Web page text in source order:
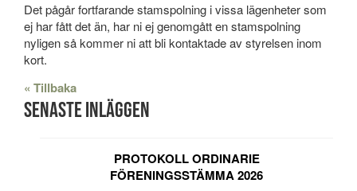
Det pågår fortfarande stamspolning i vissa lägenheter som
ej har fått det än, har ni ej genomgått en stamspolning
nyligen så kommer ni att bli kontaktade av styrelsen inom
kort.
« Tillbaka
Senaste inläggen
PROTOKOLL ORDINARIE
FÖRENINGSSTÄMMA 2026